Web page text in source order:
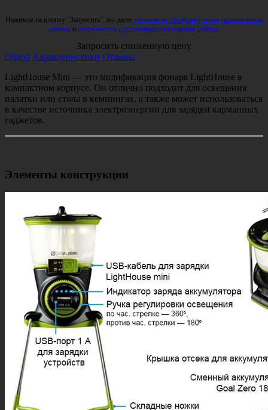
Нажимая на кнопку "Запросить", вы даете согласие на обработку своих персональных
данныхи соглашаетесь с условиями пользования сайтом.
Запросить сниженную цену
Обзор Характеристики Отзывы
LightHouse Mini — это модификация фонаря LightHouse в
компактном корпусе. Он отлично подходит для освещения
палатки или стола в кемпингах, а также может использоваться
в качестве источника электроэнергии для зарядки карманных
гаджетов.
Элементы конструкции